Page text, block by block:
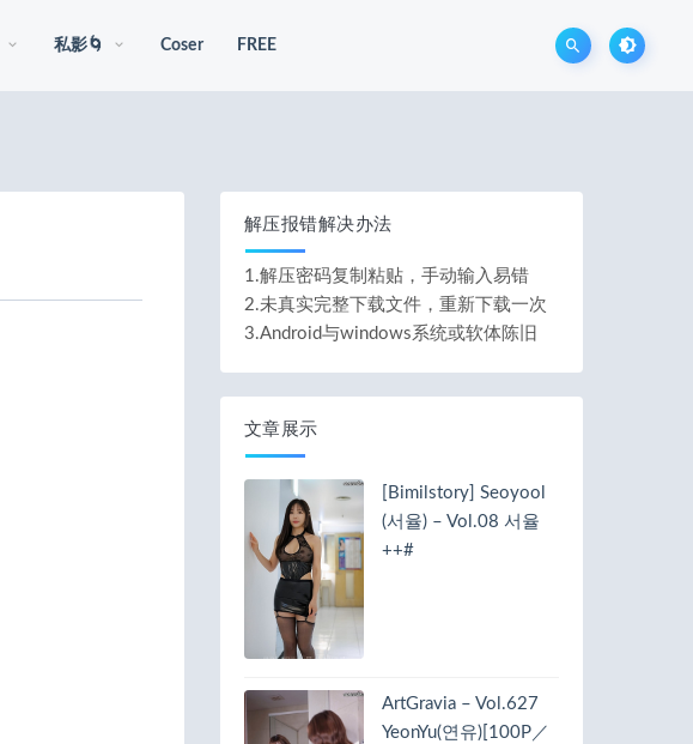
私影🌀 Coser FREE
解压报错解决办法
1.解压密码复制粘贴，手动输入易错
2.未真实完整下载文件，重新下载一次
3.Android与windows系统或软体陈旧
文章展示
[Bimilstory] Seoyool
(서율) – Vol.08 서율
++#
ArtGravia – Vol.627
YeonYu(연유)[100P／